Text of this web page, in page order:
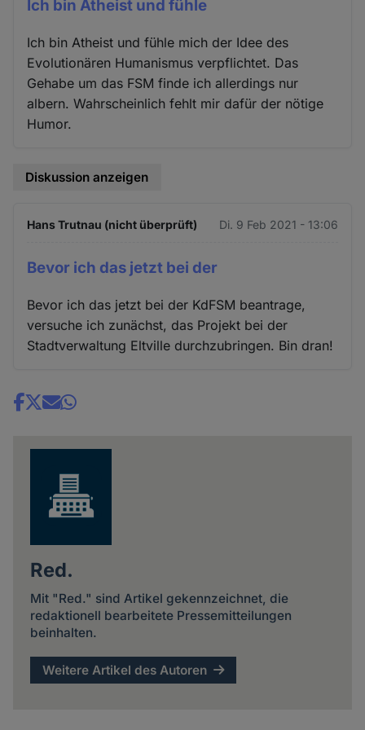
Ich bin Atheist und fühle
Ich bin Atheist und fühle mich der Idee des
Evolutionären Humanismus verpflichtet. Das
Gehabe um das FSM finde ich allerdings nur
albern. Wahrscheinlich fehlt mir dafür der nötige
Humor.
Diskussion anzeigen
Hans Trutnau (nicht überprüft) Di. 9 Feb 2021 - 13:06
Bevor ich das jetzt bei der
Bevor ich das jetzt bei der KdFSM beantrage,
versuche ich zunächst, das Projekt bei der
Stadtverwaltung Eltville durchzubringen. Bin dran!
Share
Red.
Mit "Red." sind Artikel gekennzeichnet, die
redaktionell bearbeitete Pressemitteilungen
beinhalten.
Weitere Artikel des Autoren